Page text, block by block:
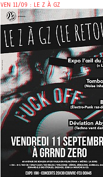
VEN 11/09 : LE Z À GZ